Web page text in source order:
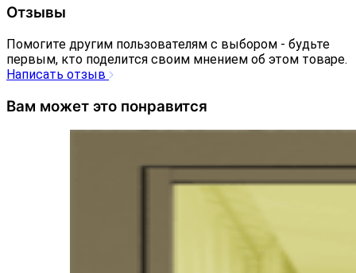
Отзывы
Помогите другим пользователям с выбором - будьте
первым, кто поделится своим мнением об этом товаре.
Написать отзыв
Вам может это понравится